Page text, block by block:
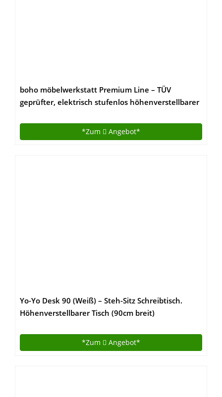
boho möbelwerkstatt Premium Line – TÜV
geprüfter, elektrisch stufenlos höhenverstellbarer
Steuerung und Softstart/Stop Funktion. Made IN
Germany
*Zum Angebot*
Yo-Yo Desk 90 (Weiß) – Steh-Sitz Schreibtisch.
Höhenverstellbarer Tisch (90cm breit)
*Zum Angebot*